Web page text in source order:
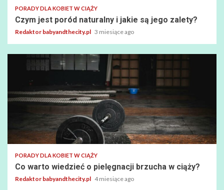
PORADY DLA KOBIET W CIĄŻY
Czym jest poród naturalny i jakie są jego zalety?
Redaktor babyandthecity.pl 3 miesiące ago
PORADY DLA KOBIET W CIĄŻY
Co warto wiedzieć o pielęgnacji brzucha w ciąży?
Redaktor babyandthecity.pl 4 miesiące ago